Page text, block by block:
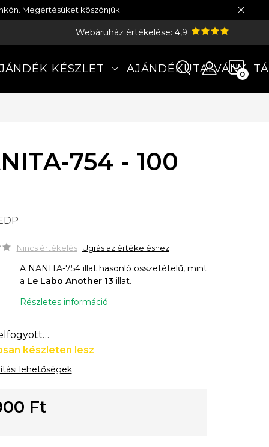
Megértésüket köszönjük.
Webáruház értékelése: 4,9
KÉSZLET AJÁNDÉKUTALVÁNY
754 - 100
Nincs értékelés Ugrás az értékeléshez
A NANITA-754 illat hasonló összetételű, mint
a Le Labo Another 13 illat.
Részletes információ
készleten lesz
lehetőségek
Ft